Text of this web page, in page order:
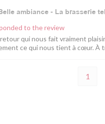
ambiance - La brasserie
to the review
qui nous fait vraiment
ce qui nous tient à cœur. À
1